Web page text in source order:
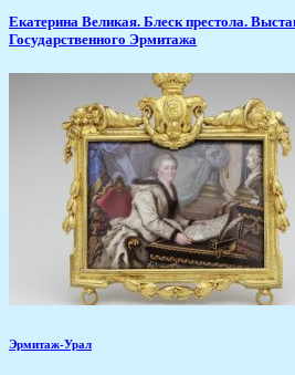
Екатерина Великая. Блеск престола.
Государственного Эрмитажа
Эрмитаж-Урал